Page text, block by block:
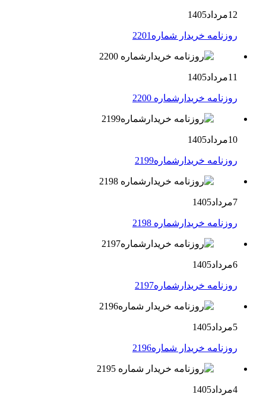
12مرداد1405
روزنامه خریدار شماره2201
11مرداد1405
روزنامه خریدارشماره 2200
10مرداد1405
روزنامه خریدارشماره2199
7مرداد1405
روزنامه خریدارشماره 2198
6مرداد1405
روزنامه خریدارشماره2197
5مرداد1405
روزنامه خریدار شماره2196
4مرداد1405